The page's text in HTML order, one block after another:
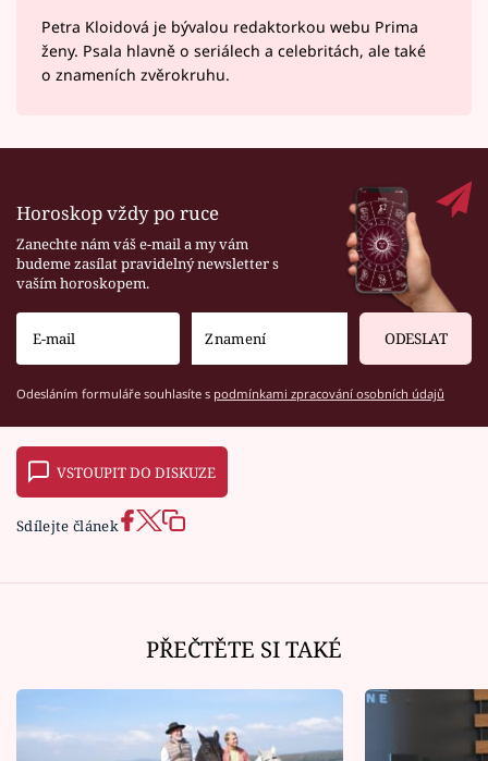
Petra Kloidová je bývalou redaktorkou webu Prima
ženy. Psala hlavně o seriálech a celebritách, ale také
o znameních zvěrokruhu.
Horoskop vždy po ruce
Zanechte nám váš e-mail a my vám
budeme zasílat pravidelný newsletter s
vaším horoskopem.
ODESLAT
Odesláním formuláře souhlasíte s podmínkami zpracování osobních údajů
VSTOUPIT DO DISKUZE
Sdílejte článek
PŘEČTĚTE SI TAKÉ